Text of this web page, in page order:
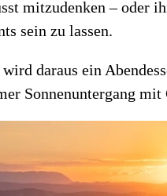
mitzudenken – oder
sein zu lassen.
daraus ein
Sonnenuntergang mit